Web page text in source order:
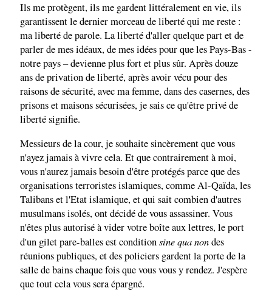
Ils me protègent, ils me gardent littéralement en vie, ils
garantissent le dernier morceau de liberté qui me reste :
ma liberté de parole. La liberté d'aller quelque part et de
parler de mes idéaux, de mes idées pour que les Pays-Bas -
notre pays – devienne plus fort et plus sûr. Après douze
ans de privation de liberté, après avoir vécu pour des
raisons de sécurité, avec ma femme, dans des casernes, des
prisons et maisons sécurisées, je sais ce qu'être privé de
liberté signifie.
Messieurs de la cour, je souhaite sincèrement que vous
n'ayez jamais à vivre cela. Et que contrairement à moi,
vous n'aurez jamais besoin d'être protégés parce que des
organisations terroristes islamiques, comme Al-Qaïda, les
Talibans et l'Etat islamique, et qui sait combien d'autres
musulmans isolés, ont décidé de vous assassiner. Vous
n'êtes plus autorisé à vider votre boîte aux lettres, le port
d'un gilet pare-balles est conditionsine qua nondes
réunions publiques, et des policiers gardent la porte de la
salle de bains chaque fois que vous vous y rendez. J'espère
que tout cela vous sera épargné.